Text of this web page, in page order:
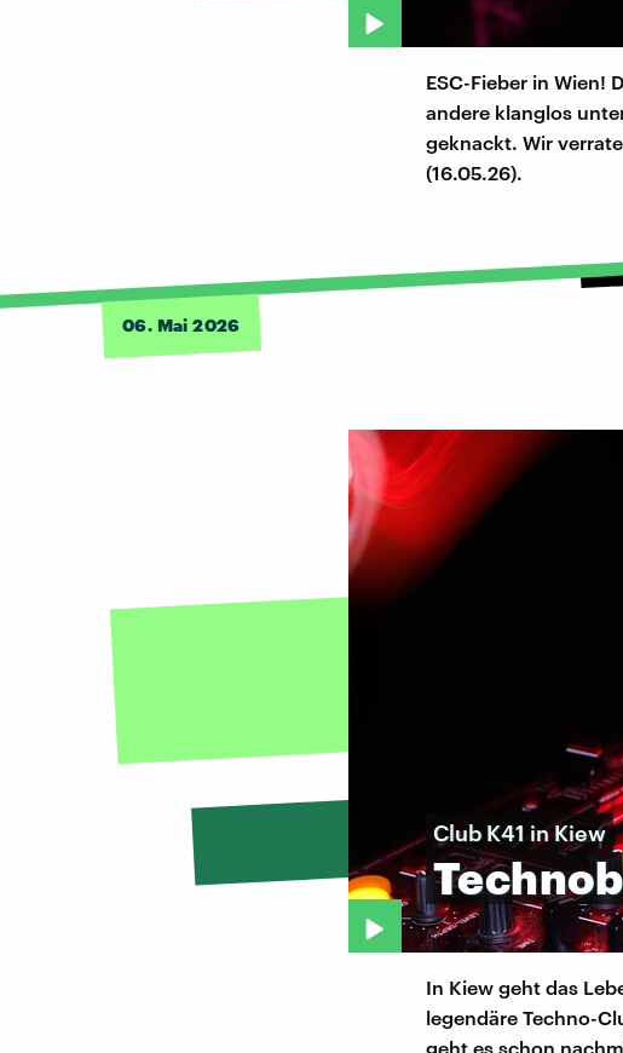
ESC-Fieber in Wien!
andere klanglos
geknackt. Wir
(16.05.26).
06. Mai 2026
Club K41 in Kiew
In Kiew geht das
legendäre Techno-
geht es schon